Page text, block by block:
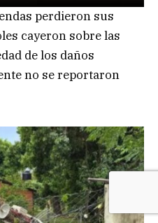
perdieron sus
cayeron sobre las
de los daños
no se reportaron